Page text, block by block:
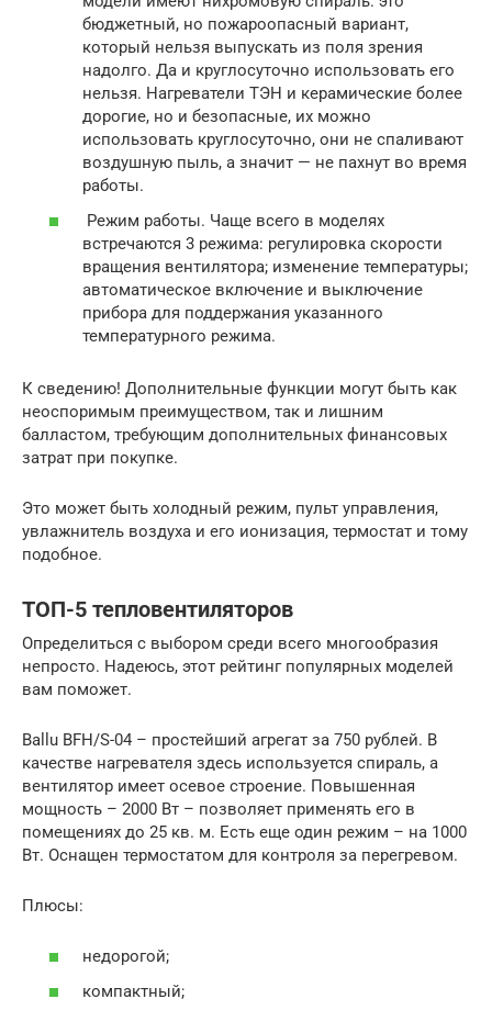
бюджетный, но пожароопасный вариант,
который нельзя выпускать из поля зрения
надолго. Да и круглосуточно использовать его
нельзя. Нагреватели ТЭН и керамические более
дорогие, но и безопасные, их можно
использовать круглосуточно, они не спаливают
воздушную пыль, а значит — не пахнут во время
работы.
Режим работы. Чаще всего в моделях
встречаются 3 режима: регулировка скорости
вращения вентилятора; изменение температуры;
автоматическое включение и выключение
прибора для поддержания указанного
температурного режима.
К сведению! Дополнительные функции могут быть как
неоспоримым преимуществом, так и лишним
балластом, требующим дополнительных финансовых
затрат при покупке.
Это может быть холодный режим, пульт управления,
увлажнитель воздуха и его ионизация, термостат и тому
подобное.
ТОП-5 тепловентиляторов
Определиться с выбором среди всего многообразия
непросто. Надеюсь, этот рейтинг популярных моделей
вам поможет.
Ballu BFH/S-04 – простейший агрегат за 750 рублей. В
качестве нагревателя здесь используется спираль, а
вентилятор имеет осевое строение. Повышенная
мощность – 2000 Вт – позволяет применять его в
помещениях до 25 кв. м. Есть еще один режим – на 1000
Вт. Оснащен термостатом для контроля за перегревом.
Плюсы:
недорогой;
компактный;